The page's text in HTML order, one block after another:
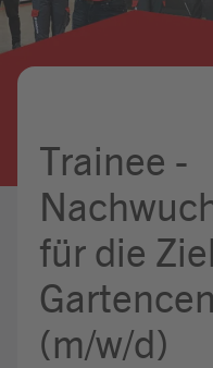
Mein
Trainee -
für die
(m/w/d)